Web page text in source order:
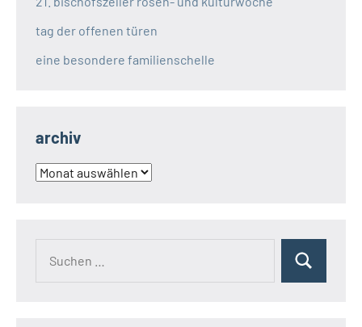
tag der offenen türen
eine besondere familienschelle
archiv
archiv
Suchen